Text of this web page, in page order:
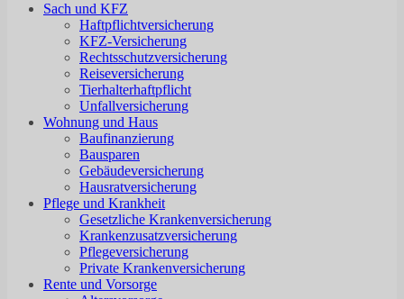
Sach und KFZ
Haftpflichtversicherung
KFZ-Versicherung
Rechtsschutzversicherung
Reiseversicherung
Tierhalterhaftpflicht
Unfallversicherung
Wohnung und Haus
Baufinanzierung
Bausparen
Gebäudeversicherung
Hausratversicherung
Pflege und Krankheit
Gesetzliche Krankenversicherung
Krankenzusatzversicherung
Pflegeversicherung
Private Krankenversicherung
Rente und Vorsorge